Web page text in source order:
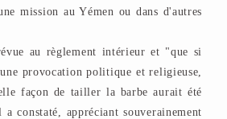
mission au Yémen ou dans d'autres
au règlement intérieur et "que si
provocation politique et religieuse,
façon de tailler la barbe aurait été
constaté, appréciant souverainement